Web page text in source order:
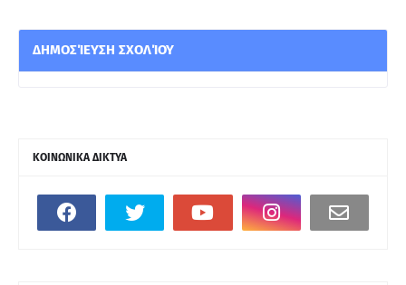
ΔΗΜΟΣΊΕΥΣΗ ΣΧΟΛΊΟΥ
ΚΟΙΝΩΝΙΚΑ ΔΙΚΤΥΑ